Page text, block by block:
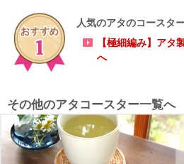
人気のアタのコースタ
【極細編み】アタ
へ
その他のアタコースター一覧へ